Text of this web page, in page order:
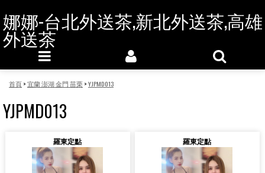
娜娜-台北外送茶,新北外送茶,高雄
外送茶
首頁>宜蘭 澎湖 金門 苗栗>YJPMD013
YJPMD013
羅東定點 羅東定點